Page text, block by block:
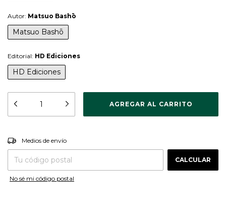
Autor: Matsuo Bashō
Matsuo Bashō
Editorial: HD Ediciones
HD Ediciones
Entregas para el CP:
Medios de envío
CALCULAR
No sé mi código postal